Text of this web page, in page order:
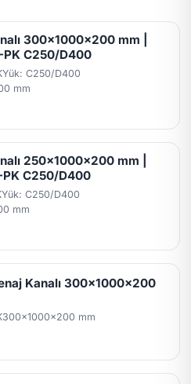
300x1000x200 mm |
C250/D400
Yük: C250/D400
mm
250x1000x200 mm |
C250/D400
Yük: C250/D400
mm
Kanalı 300x1000x200
300x1000x200 mm